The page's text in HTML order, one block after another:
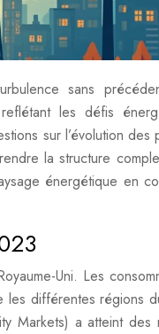
sans
les défis
sur l’évolution des
la structure
énergétique en
Uni. Les
les différentes régions
Markets) a atteint des